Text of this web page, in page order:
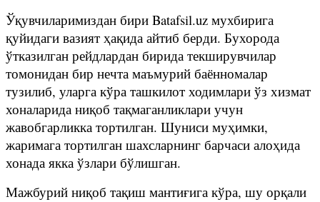
Ўқувчиларимиздан бири Batafsil.uz мухбирига
қуйидаги вазият ҳақида айтиб берди. Бухорода
ўтказилган рейдлардан бирида текширувчилар
томонидан бир нечта маъмурий баённомалар
тузилиб, уларга кўра ташкилот ходимлари ўз хизмат
хоналарида ниқоб тақмаганликлари учун
жавобгарликка тортилган. Шуниси муҳимки,
жаримага тортилган шахсларнинг барчаси алоҳида
хонада якка ўзлари бўлишган.
Мажбурий ниқоб тақиш мантиғига кўра, шу орқали